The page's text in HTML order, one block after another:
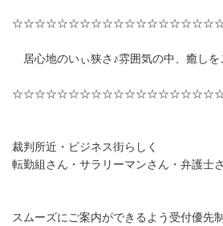
居心地のいぃ狭さ♪雰囲気の中、癒しを
裁判所近・ビジネス街らしく
転勤組さん・サラリーマンさん・弁護士
スムーズにご案内ができるよう受付優先